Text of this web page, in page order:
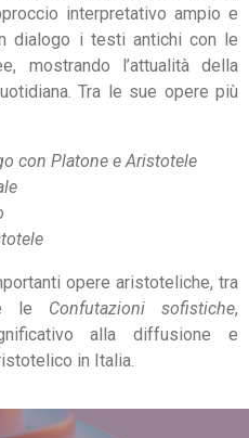
interpretativo ampio e
dialogo i testi antichi con le
mostrando l’attualità della
Tra le sue opere più
con Platone e Aristotele
opere aristoteliche, tra
le Confutazioni sofistiche,
alla diffusione e
in Italia.